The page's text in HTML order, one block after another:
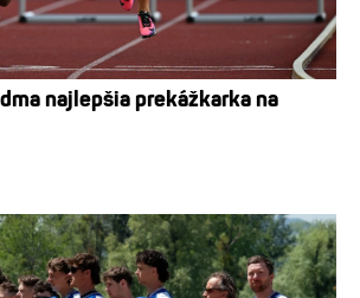
najlepšia prekážkarka na